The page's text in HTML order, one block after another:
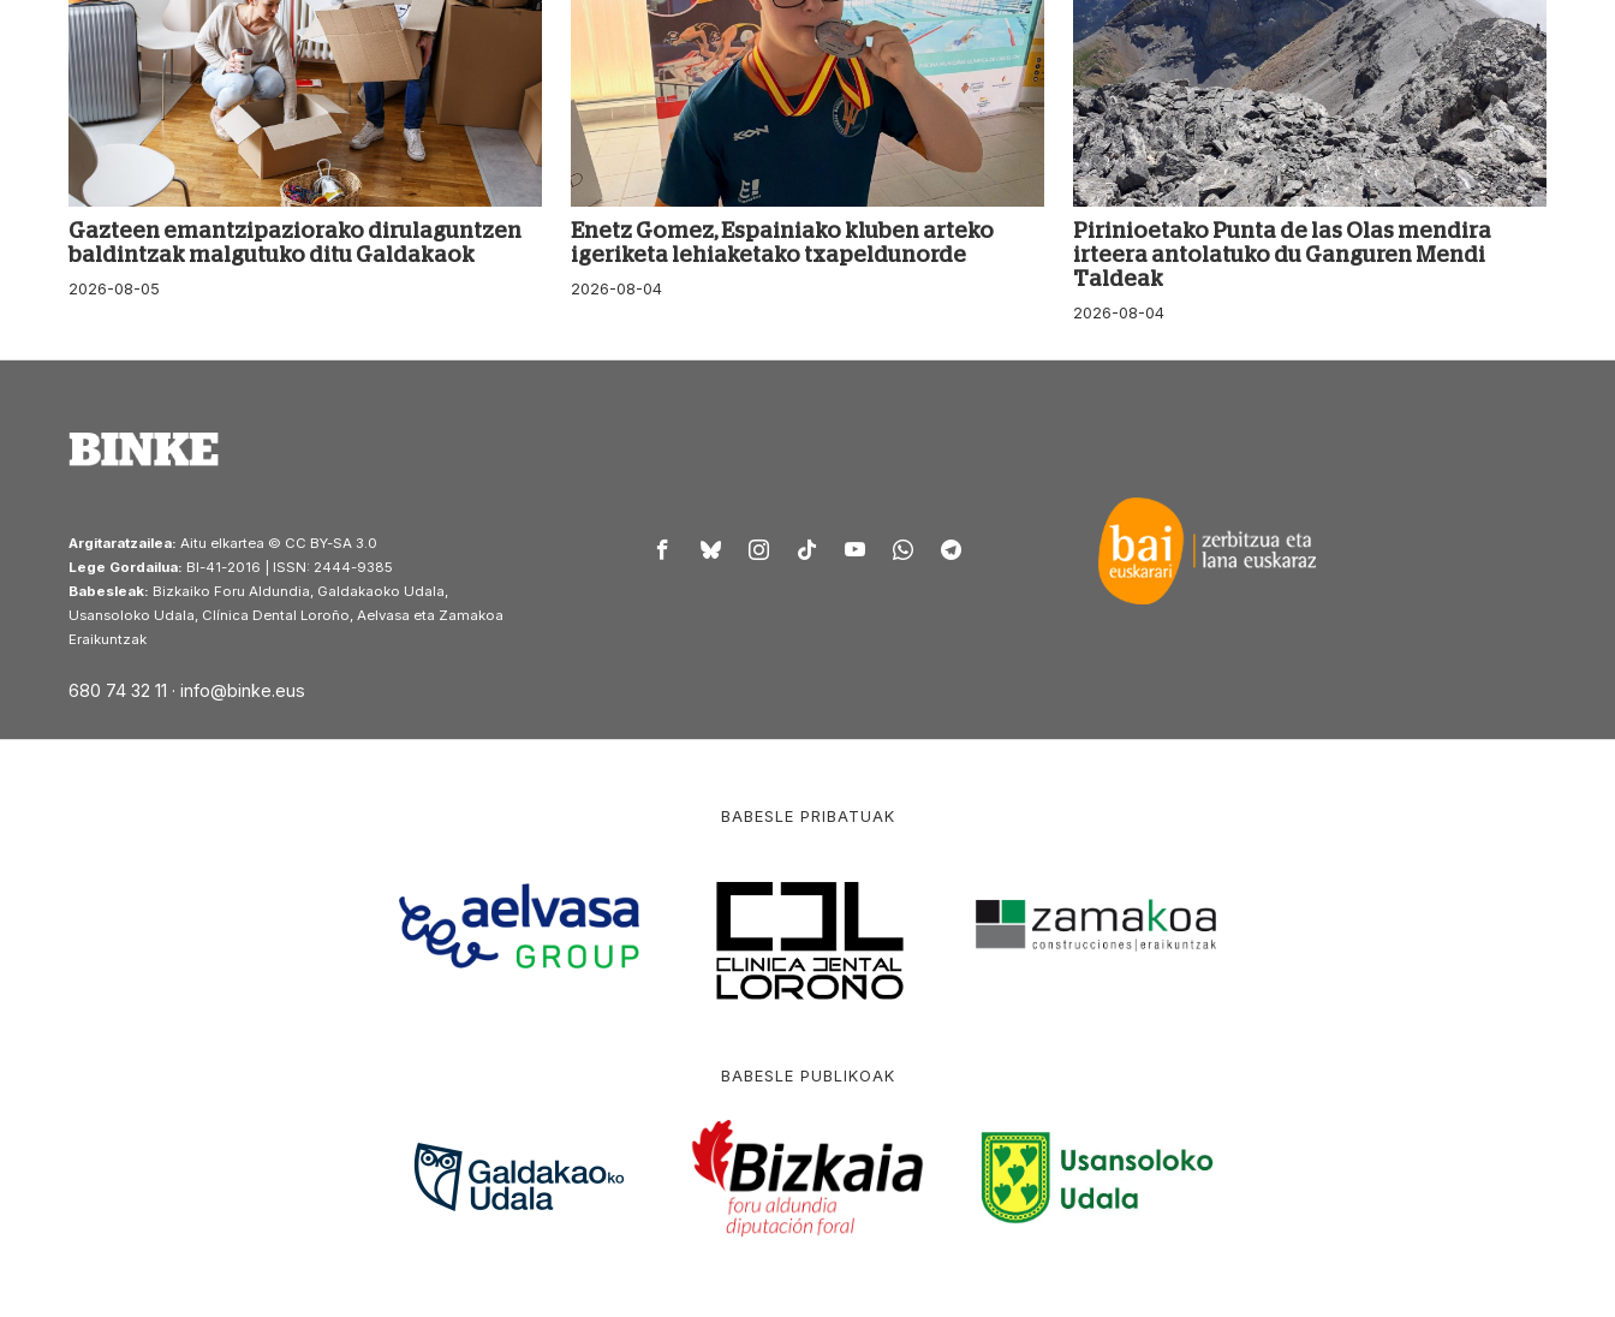
Gazteen emantzipaziorako dirulaguntzen
baldintzak malgutuko ditu Galdakaok
2026-08-05
Enetz Gomez, Espainiako kluben arteko
igeriketa lehiaketako txapeldunorde
2026-08-04
Pirinioetako Punta de las Olas mendira
irteera antolatuko du Ganguren Mendi
Taldeak
2026-08-04
Argitaratzailea: Aitu elkartea © CC BY-SA 3.0
Lege Gordailua: BI-41-2016 | ISSN: 2444-9385
Babesleak: Bizkaiko Foru Aldundia, Galdakaoko Udala,
Usansoloko Udala, Clínica Dental Loroño, Aelvasa eta Zamakoa
Eraikuntzak
680 74 32 11 · info@binke.eus
BABESLE PRIBATUAK
BABESLE PUBLIKOAK